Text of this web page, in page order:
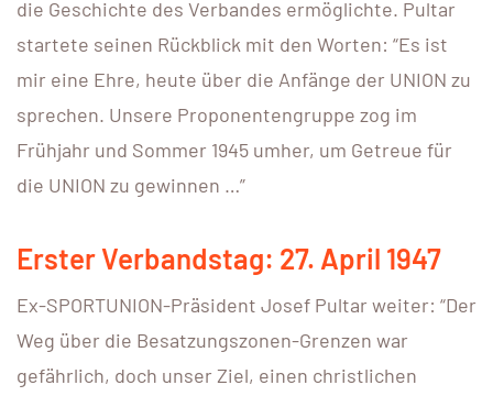
die Geschichte des Verbandes ermöglichte. Pultar
startete seinen Rückblick mit den Worten: “Es ist
mir eine Ehre, heute über die Anfänge der UNION zu
sprechen. Unsere Proponentengruppe zog im
Frühjahr und Sommer 1945 umher, um Getreue für
die UNION zu gewinnen …”
Erster Verbandstag: 27. April 1947
Ex-SPORTUNION-Präsident Josef Pultar weiter: “Der
Weg über die Besatzungszonen-Grenzen war
gefährlich, doch unser Ziel, einen christlichen